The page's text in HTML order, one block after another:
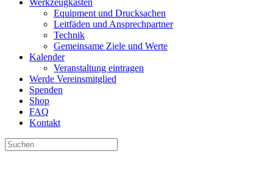
Werkzeugkasten
Equipment und Drucksachen
Leitfäden und Ansprechpartner
Technik
Gemeinsame Ziele und Werte
Kalender
Veranstaltung eintragen
Werde Vereinsmitglied
Spenden
Shop
FAQ
Kontakt
Suchen
nach: